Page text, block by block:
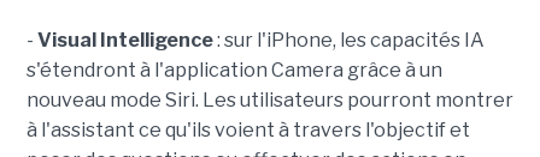
- Visual Intelligence: sur l'iPhone, les capacités IA
s'étendront à l'application Camera grâce à un
nouveau mode Siri. Les utilisateurs pourront montrer
à l'assistant ce qu'ils voient à travers l'objectif et